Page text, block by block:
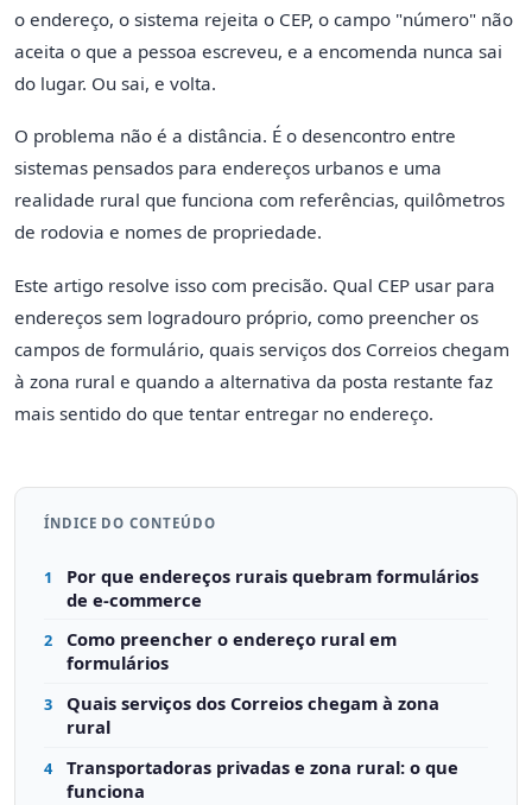
o endereço, o sistema rejeita o CEP, o campo "número" não
aceita o que a pessoa escreveu, e a encomenda nunca sai
do lugar. Ou sai, e volta.
O problema não é a distância. É o desencontro entre
sistemas pensados para endereços urbanos e uma
realidade rural que funciona com referências, quilômetros
de rodovia e nomes de propriedade.
Este artigo resolve isso com precisão. Qual CEP usar para
endereços sem logradouro próprio, como preencher os
campos de formulário, quais serviços dos Correios chegam
à zona rural e quando a alternativa da posta restante faz
mais sentido do que tentar entregar no endereço.
ÍNDICE DO CONTEÚDO
1
Por que endereços rurais quebram formulários
de e-commerce
2
Como preencher o endereço rural em
formulários
3
Quais serviços dos Correios chegam à zona
rural
4
Transportadoras privadas e zona rural: o que
funciona